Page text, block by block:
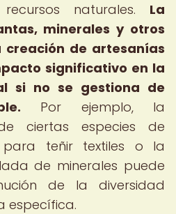
naturales. La
minerales y otros
de artesanías
significativo en la
si no se gestiona de
Por ejemplo, la
ciertas especies de
para teñir textiles o la
de minerales puede
de la diversidad
específica.